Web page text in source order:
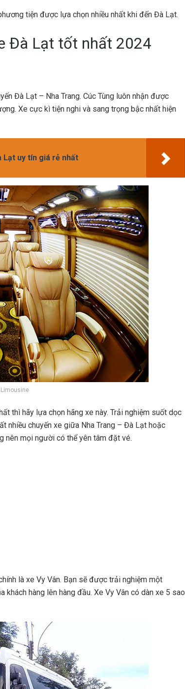
tiện được lựa chọn nhiều nhất khi đến Đà Lạt.
Đà Lạt tốt nhất 2024
Đà Lạt – Nha Trang. Cúc Tùng luôn nhận được
Xe cực kì tiện nghi và sang trọng bậc nhất hiện
Lạt uy tín giá rẻ nhất
thì hãy lựa chọn hãng xe này. Trải nghiệm suốt dọc
nhiều chuyến xe giữa Nha Trang – Đà Lạt hoặc
nên mọi người có thể yên tâm đặt vé.
là xe Vy Vân. Bạn sẽ được trải nghiệm một
hàng lên hàng đầu. Xe Vy Vân có dàn xe 5 sao